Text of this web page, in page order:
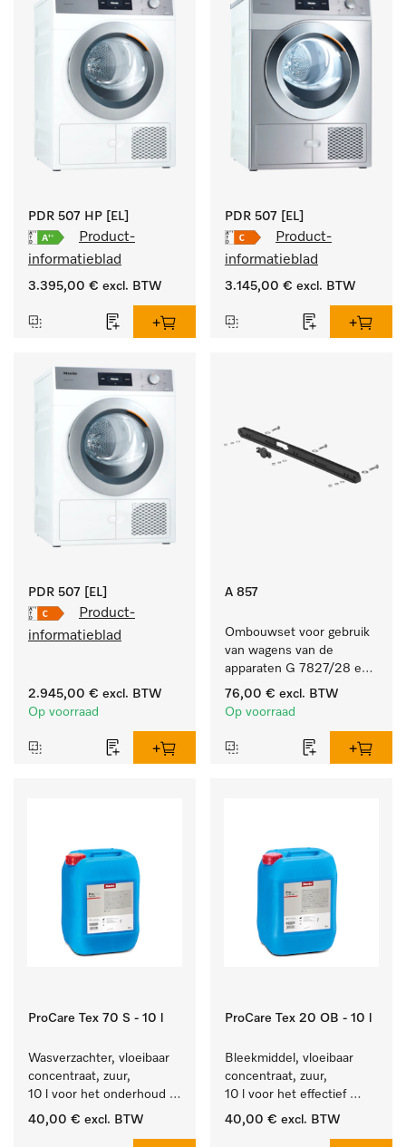
PDR 507 HP [EL]
Product-
informatieblad
3.395,00 € excl. BTW
PDR 507 [EL]
Product-
informatieblad
3.145,00 € excl. BTW
PDR 507 [EL]
Product-
informatieblad
2.945,00 € excl. BTW
Op voorraad
A 857
Ombouwset voor gebruik
van wagens van de
apparaten G 7827/28 en
PG 8527/28 in de
PG 86xx.
76,00 € excl. BTW
Op voorraad
ProCare Tex 70 S - 10 l
Wasverzachter, vloeibaar
concentraat, zuur,
10 l voor het onderhoud
van vezels zodat het
40,00 € excl. BTW
ProCare Tex 20 OB - 10 l
Bleekmiddel, vloeibaar
concentraat, zuur,
10 l voor het effectief
verwijderen van
40,00 € excl. BTW